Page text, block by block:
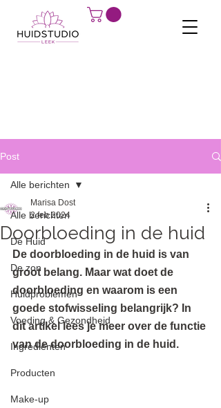
Post
Alle berichten
De Huid
De zon
Huidproblemen
Voeding & Gezondheid
Ingrediënten
Producten
Make-up
Alle berichten
Doorbloeding in de huid
Marisa Dost
2 feb 2024
De doorbloeding in de huid is van
groot belang. Maar wat doet de
doorbloeding en waarom is een
goede stofwisseling belangrijk? In
dit artikel lees je meer over de functie
van de doorbloeding in de huid.